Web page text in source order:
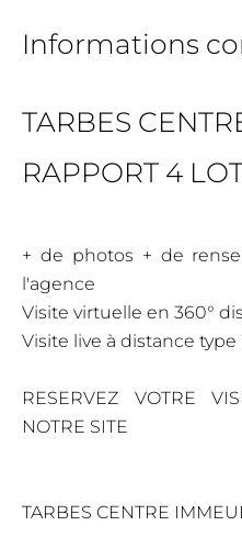
Informations
TARBES
RAPPORT 4
+ de photos + de
l'agence
Visite virtuelle en 360°
Visite live à distance
RESERVEZ VOTRE
NOTRE SITE
TARBES CENTRE